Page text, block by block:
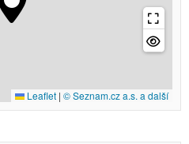
Leaflet | © Seznam.cz a.s. a další